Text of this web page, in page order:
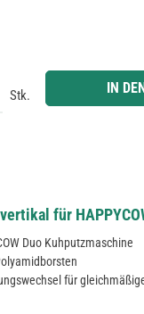
Wert ein oder
Stk. IN
für
Duo Kuhputzmaschine
für